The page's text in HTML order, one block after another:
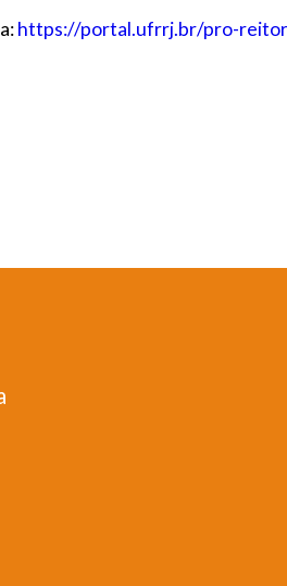
https://portal.ufrrj.br/pro-